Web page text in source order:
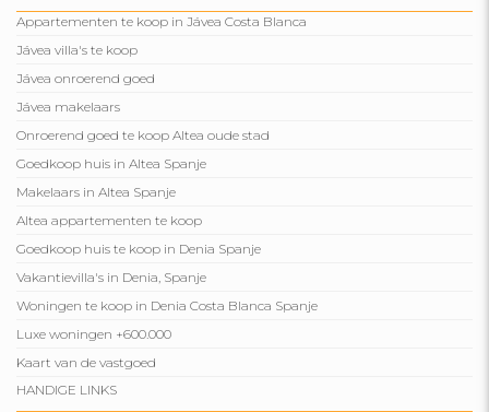
Appartementen te koop in Jávea Costa Blanca
Jávea villa's te koop
Jávea onroerend goed
Jávea makelaars
Onroerend goed te koop Altea oude stad
Goedkoop huis in Altea Spanje
Makelaars in Altea Spanje
Altea appartementen te koop
Goedkoop huis te koop in Denia Spanje
Vakantievilla's in Denia, Spanje
Woningen te koop in Denia Costa Blanca Spanje
Luxe woningen +600.000
Kaart van de vastgoed
HANDIGE LINKS